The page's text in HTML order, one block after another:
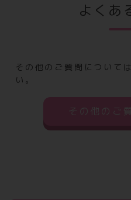
よくあ
その他のご質問について
い。
その他のご